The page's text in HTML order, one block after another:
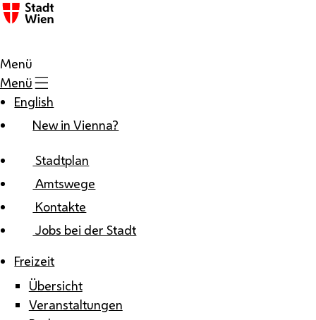
Zum Inhalt
Menü
Menü
English
New in Vienna?
Stadtplan
Amtswege
Kontakte
Jobs bei der Stadt
Freizeit
Übersicht
Veranstaltungen